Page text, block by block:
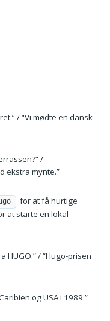
/ “Vi mødte en dansk
/
ekstra mynte.”
for at få hurtige
at starte en lokal
HUGO.” / “Hugo-prisen
og USA i 1989.”